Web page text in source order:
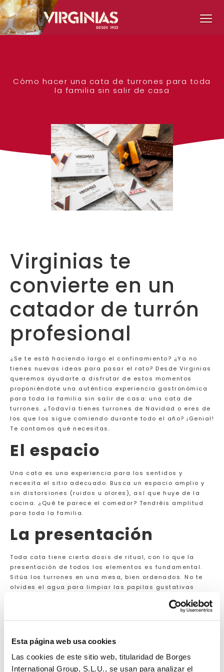
Esta página web usa cookies
Las cookies de este sitio web, titularidad de Borges
International Group, S.L.U., se usan para analizar el
Cómo hacer una cata de turrones para toda
la familia sin salir de casa
Virginias te
convierte en un
catador de turrón
profesional
¿Se te está haciendo largo el confinamiento? ¿Ya no
tienes nuevas ideas para pasar el rato? Desde Virginias
queremos ayudarte a disfrutar de estos momentos
proponiéndote una auténtica experiencia gastronómica
para toda la familia sin salir de casa: una cata de
turrones. ¿Todavía tienes turrones de Navidad o eres de
los que los sigue comiendo durante todo el año? ¡Genial!
Te contamos qué necesitas.
El espacio
Una cata es una experiencia para los sentidos y
necesita el sitio adecuado. Busca un espacio amplio y
sin distorsiones (ruidos u olores), así que huye de la
cocina. ¿Qué te parece el comedor? Tendréis amplitud
para toda la familia.
La presentación
Toda cata tiene cierta dosis de ritual, con lo que la
presentación de todos los elementos es fundamental.
Sitúa los turrones en una mesa, bien ordenados. No te
olvides el agua para limpiar las papilas gustativas
máximo de 5 turrones. Si catas demasiadas variedades
La cata